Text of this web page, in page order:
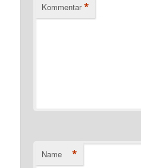
Kommentar *
Name *